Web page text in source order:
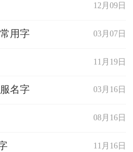
你、系统出现故张、一
乐、一碗胡辣汤、贾
可乐、一条美人余。
12月09日
03月07日
用字
11月19日
03月16日
名字
08月16日
11月16日